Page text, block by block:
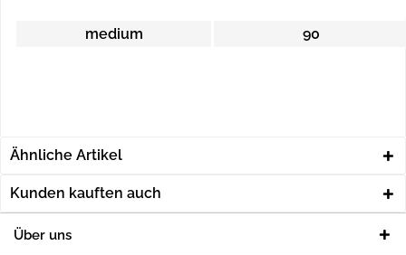
medium 90
Ähnliche Artikel
Kunden kauften auch
Über uns